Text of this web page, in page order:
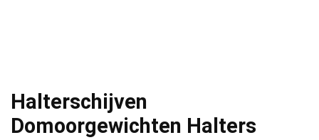
Halterschijven
Domoorgewichten Halters